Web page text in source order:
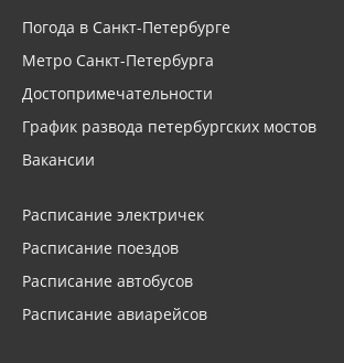
Погода в Санкт-Петербурге
Метро Санкт-Петербурга
Достопримечательности
График развода петербургских мостов
Вакансии
Расписание электричек
Расписание поездов
Расписание автобусов
Расписание авиарейсов